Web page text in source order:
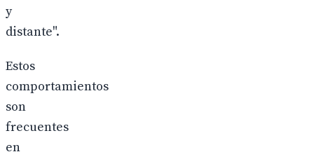
y
distante".
Estos
comportamientos
son
frecuentes
en